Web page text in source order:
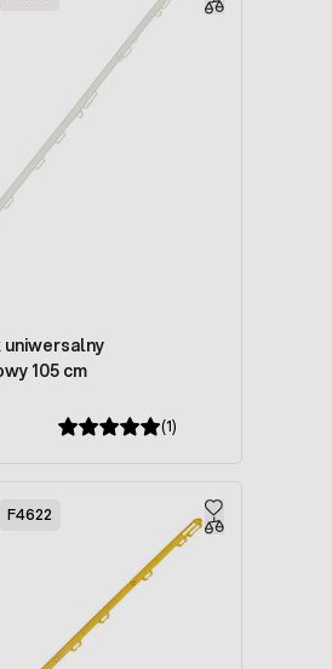
uniwersalny
105 cm
(1)
F4622